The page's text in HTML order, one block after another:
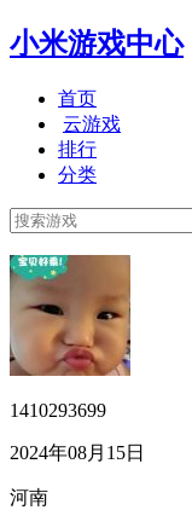
小米游戏中心
首页
云游戏
排行
分类
1410293699
2024年08月15日
河南